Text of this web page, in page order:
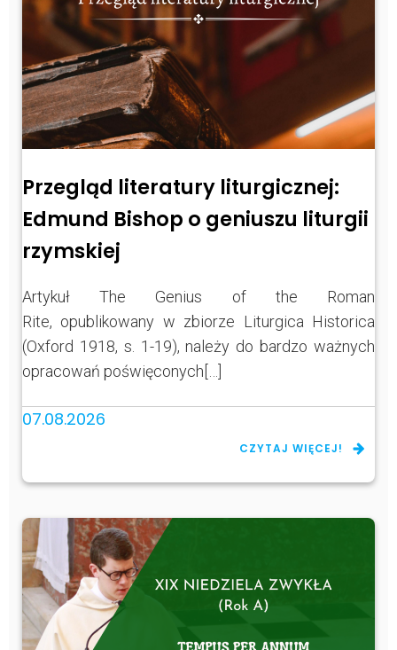
Przegląd literatury liturgicznej:
Edmund Bishop o geniuszu liturgii
rzymskiej
Artykuł The Genius of the Roman
Rite, opublikowany w zbiorze Liturgica Historica
(Oxford 1918, s. 1-19), należy do bardzo ważnych
opracowań poświęconych[…]
07.08.2026
CZYTAJ WIĘCEJ!